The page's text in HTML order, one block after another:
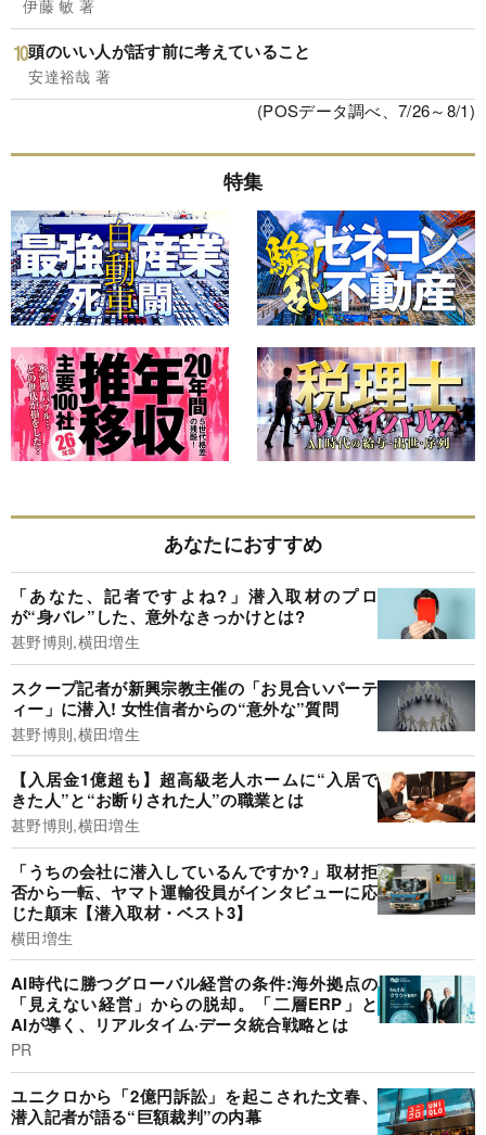
伊藤 敏 著
頭のいい人が話す前に考えていること
安達裕哉 著
(POSデータ調べ、7/26～8/1)
特集
あなたにおすすめ
「あなた、記者ですよね?」潜入取材のプロ
が“身バレ”した、意外なきっかけとは?
甚野博則,横田増生
スクープ記者が新興宗教主催の「お見合いパーテ
ィー」に潜入! 女性信者からの“意外な”質問
甚野博則,横田増生
【入居金1億超も】超高級老人ホームに“入居で
きた人”と“お断りされた人”の職業とは
甚野博則,横田増生
「うちの会社に潜入しているんですか?」取材拒
否から一転、ヤマト運輸役員がインタビューに応
じた顛末【潜入取材・ベスト3】
横田増生
AI時代に勝つグローバル経営の条件:海外拠点の
「見えない経営」からの脱却。「二層ERP」と
AIが導く、リアルタイム·データ統合戦略とは
PR
ユニクロから「2億円訴訟」を起こされた文春、
潜入記者が語る“巨額裁判”の内幕